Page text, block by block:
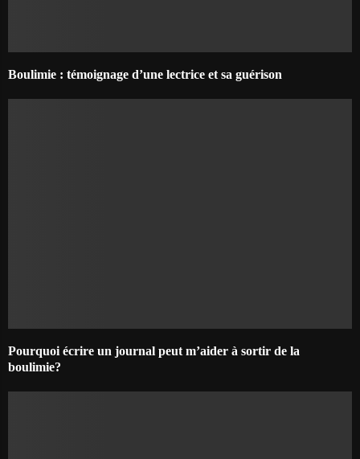
Boulimie : témoignage d’une lectrice et sa guérison
Pourquoi écrire un journal peut m’aider à sortir de la
boulimie?